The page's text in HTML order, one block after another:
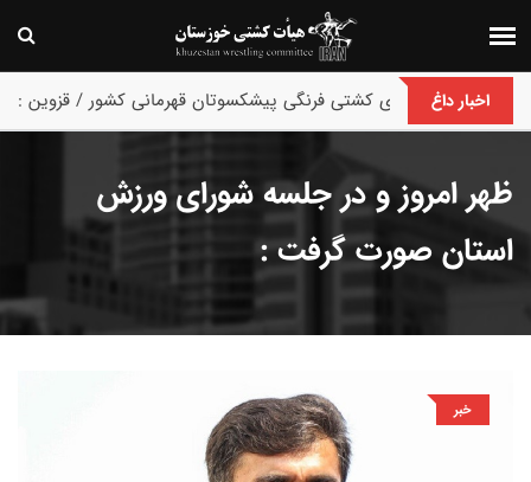
اخبار داغ
پایان رقابت های کشتی فرنگی پیشکسوتان قهرمانی کشور / قزوین :
ظهر امروز و در جلسه شورای ورزش
استان صورت گرفت :
خبر